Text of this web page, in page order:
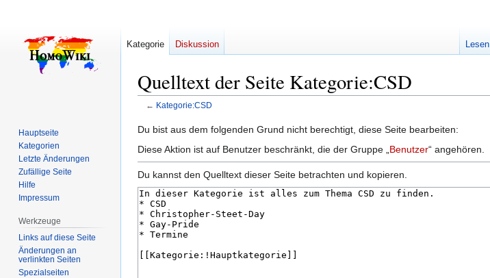
Quelltext der Seite Kategorie:CSD
← Kategorie:CSD
Zur
Navigation
Zur
Suche
Du bist aus dem folgenden Grund nicht berechtigt, diese Seite bearbeiten:
Diese Aktion ist auf Benutzer beschränkt, die der Gruppe „ Benutzer“ angehören.
Du kannst den Quelltext dieser Seite betrachten und kopieren.
Kategorie Diskussion Lesen
Hauptseite
Kategorien
Letzte Änderungen
Zufällige Seite
Hilfe
Impressum
Werkzeuge
Links auf diese Seite
Änderungen an
verlinkten Seiten
Spezialseiten